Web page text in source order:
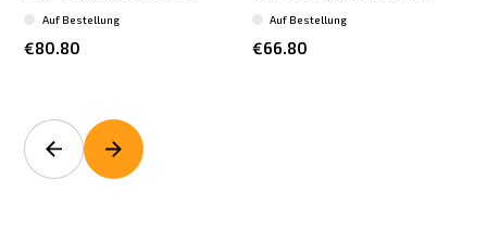
€80.80
Auf Bestellung
€66.80
Auf Bestellung